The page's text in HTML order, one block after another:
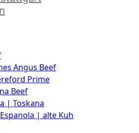
Angus Beef
Prime
Beef
| Toskana
| alte Kuh